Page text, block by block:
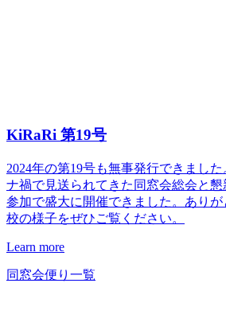
KiRaRi 第19号
2024年の第19号も無事発行できまし
ナ禍で見送られてきた同窓会総会と
参加で盛大に開催できました。あり
校の様子をぜひご覧ください。
Learn more
同窓会便り一覧